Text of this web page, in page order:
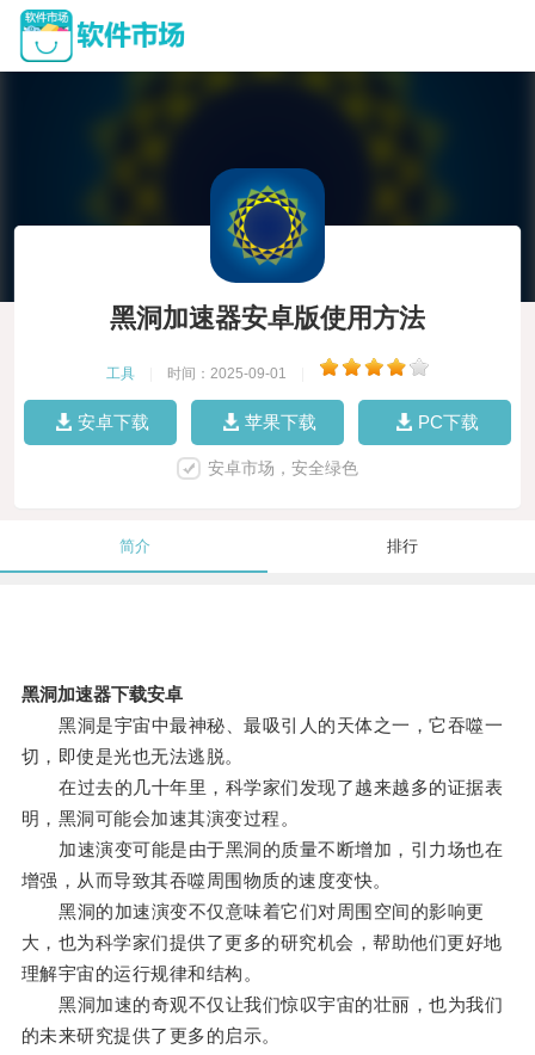
黑洞加速器安卓版使用方法
工具 时间：2025-09-01
安卓下载 苹果下载 PC下载
安卓市场，安全绿色
简介 排行
黑洞加速器下载安卓
黑洞是宇宙中最神秘、最吸引人的天体之一，它吞噬一
切，即使是光也无法逃脱。
在过去的几十年里，科学家们发现了越来越多的证据表
明，黑洞可能会加速其演变过程。
加速演变可能是由于黑洞的质量不断增加，引力场也在
增强，从而导致其吞噬周围物质的速度变快。
黑洞的加速演变不仅意味着它们对周围空间的影响更
大，也为科学家们提供了更多的研究机会，帮助他们更好地
理解宇宙的运行规律和结构。
黑洞加速的奇观不仅让我们惊叹宇宙的壮丽，也为我们
的未来研究提供了更多的启示。